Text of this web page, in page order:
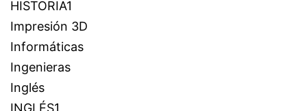
HISTORIA1
Impresión 3D
Informáticas
Ingenieras
Inglés
INGLÉS1